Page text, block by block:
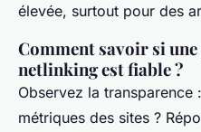
élevée, surtout pour des
Comment savoir si
netlinking est fiable ?
Observez la
métriques des sites ?